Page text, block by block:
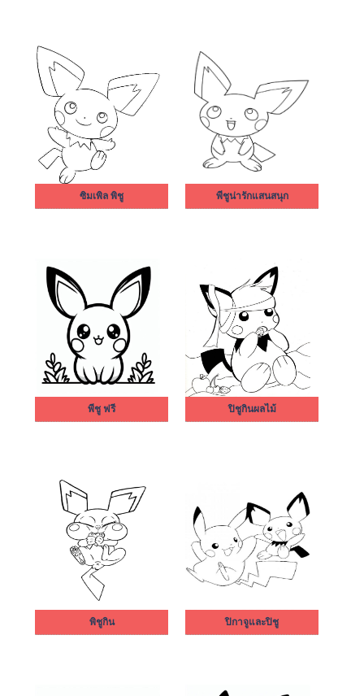
ซิมเพิล พิชู พีชูน่ารักแสนสนุก
พีชู ฟรี ปิชูกินผลไม้
พิชูกิน ปิกาจูและปิชู